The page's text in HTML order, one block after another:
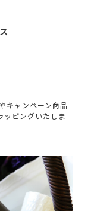
キャンペーン商品
ッピングいたしま